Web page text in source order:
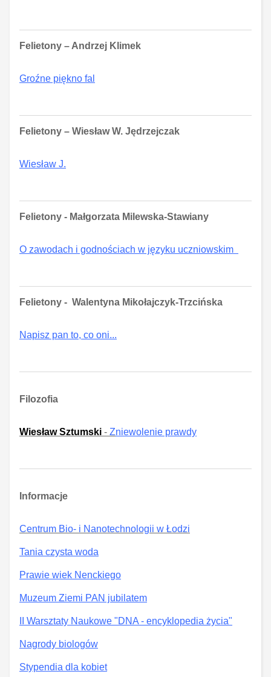
Felietony – Andrzej Klimek
Groźne piękno fal
Felietony – Wiesław W. Jędrzejczak
Wiesław J.
Felietony - Małgorzata Milewska-Stawiany
O zawodach i godnościach w języku uczniowskim
Felietony - Walentyna Mikołajczyk-Trzcińska
Napisz pan to, co oni...
Filozofia
Wiesław Sztumski - Zniewolenie prawdy
Informacje
Centrum Bio- i Nanotechnologii w Łodzi
Tania czysta woda
Prawie wiek Nenckiego
Muzeum Ziemi PAN jubilatem
II Warsztaty Naukowe "DNA - encyklopedia życia"
Nagrody biologów
Stypendia dla kobiet